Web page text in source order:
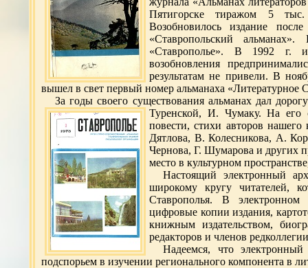
Пятигорске тиражом 5
Возобновилось издание
«Ставропольский
«Ставрополье». В 1992 г.
возобновления
результатам не привели. В
вышел в свет первый номер альманаха «Литературное
За годы своего существования альманах дал
Туренской, И. Чумаку.На его
повести, стихи авторов
Дятлова, В. Колесникова, А.
Чернова, Г. Шумарова и других
место в культурном
Настоящий электронный
широкому кругу читателей,
Ставрополья. В
цифровые копии издания,
книжным издательством,
редакторов и членов
Надеемся, что
подспорьем в изучении регионального компонента в